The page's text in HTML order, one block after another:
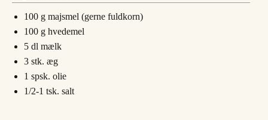
100 g majsmel (gerne fuldkorn)
100 g hvedemel
5 dl mælk
3 stk. æg
1 spsk. olie
1/2-1 tsk. salt